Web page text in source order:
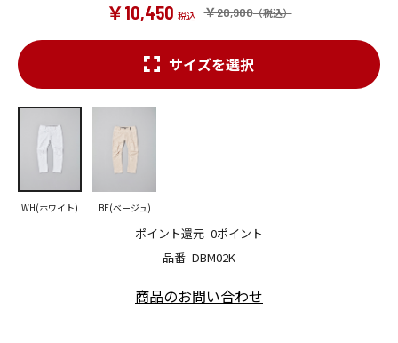
￥20,900
￥10,450
品番 DBM02K
ポイント還元 0ポイント
サイズを選択
WH(ホワイト) BE(ベージュ)
商品のお問い合わせ